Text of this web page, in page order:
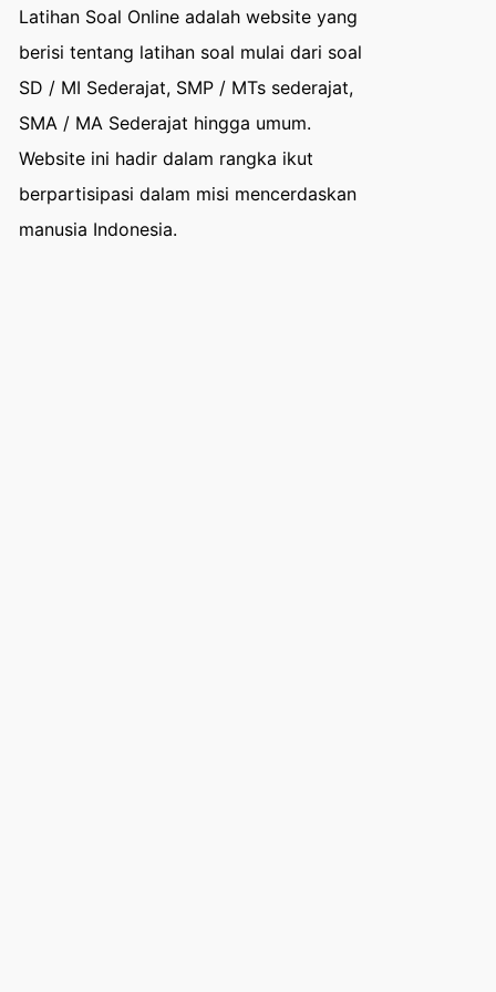
Latihan Soal Online adalah website yang
berisi tentang latihan soal mulai dari soal
SD / MI Sederajat, SMP / MTs sederajat,
SMA / MA Sederajat hingga umum.
Website ini hadir dalam rangka ikut
berpartisipasi dalam misi mencerdaskan
manusia Indonesia.